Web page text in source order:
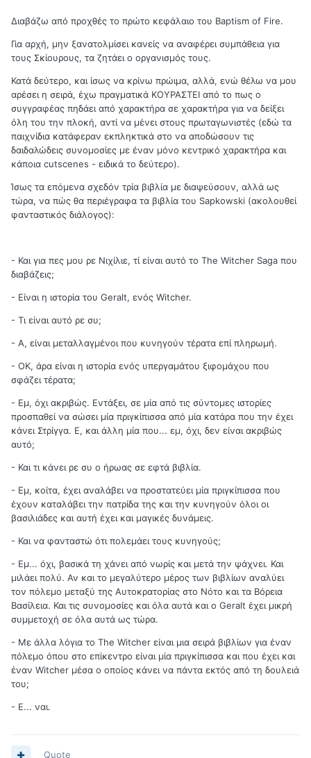
Διαβάζω από προχθές το πρώτο κεφάλαιο του Baptism of Fire.
Για αρχή, μην ξανατολμίσει κανείς να αναφέρει συμπάθεια για
τους Σκίουρους, τα ζητάει ο οργανισμός τους.
Κατά δεύτερο, και ίσως να κρίνω πρώιμα, αλλά, ενώ θέλω να μου
αρέσει η σειρά, έχω πραγματικά ΚΟΥΡΑΣΤΕΙ από το πως ο
συγγραφέας πηδάει από χαρακτήρα σε χαρακτήρα για να δείξει
όλη του την πλοκή, αντί να μένει στους πρωταγωνιστές (εδώ τα
παιχνίδια κατάφεραν εκπληκτικά στο να αποδώσουν τις
δαιδαλώδεις συνομοσίες με έναν μόνο κεντρικό χαρακτήρα και
κάποια cutscenes - ειδικά το δεύτερο).
Ίσως τα επόμενα σχεδόν τρία βιβλία με διαψεύσουν, αλλά ως
τώρα, να πώς θα περιέγραφα τα βιβλία του Sapkowski (ακολουθεί
φανταστικός διάλογος):
- Και για πες μου ρε Νιχίλιε, τί είναι αυτό το The Witcher Saga που
διαβάζεις;
- Είναι η ιστορία του Geralt, ενός Witcher.
- Τι είναι αυτό ρε συ;
- Α, είναι μεταλλαγμένοι που κυνηγούν τέρατα επί πληρωμή.
- ΟΚ, άρα είναι η ιστορία ενός υπεργαμάτου ξιφομάχου που
σφάζει τέρατα;
- Εμ, όχι ακριβώς. Εντάξει, σε μία από τις σύντομες ιστορίες
προσπαθεί να σώσει μία πριγκίπισσα από μία κατάρα που την έχει
κάνει Στρίγγα. Ε, και άλλη μία που... εμ, όχι, δεν είναι ακριβώς
αυτό;
- Και τι κάνει ρε συ ο ήρωας σε εφτά βιβλία.
- Εμ, κοίτα, έχει αναλάβει να προστατεύει μία πριγκίπισσα που
έχουν καταλάβει την πατρίδα της και την κυνηγούν όλοι οι
βασιλιάδες και αυτή έχει και μαγικές δυνάμεις.
- Και να φανταστώ ότι πολεμάει τους κυνηγούς;
- Εμ... όχι, βασικά τη χάνει από νωρίς και μετά την ψάχνει. Και
μιλάει πολύ. Αν και το μεγαλύτερο μέρος των βιβλίων αναλύει
τον πόλεμο μεταξύ της Αυτοκρατορίας στο Νότο και τα Βόρεια
Βασίλεια. Και τις συνομοσίες και όλα αυτά και ο Geralt έχει μικρή
συμμετοχή σε όλα αυτά ως τώρα.
- Με άλλα λόγια το The Witcher είναι μια σειρά βιβλίων για έναν
πόλεμο όπου στο επίκεντρο είναι μία πριγκίπισσα και που έχει και
έναν Witcher μέσα ο οποίος κάνει να πάντα εκτός από τη δουλειά
του;
- Ε... ναι.
Quote